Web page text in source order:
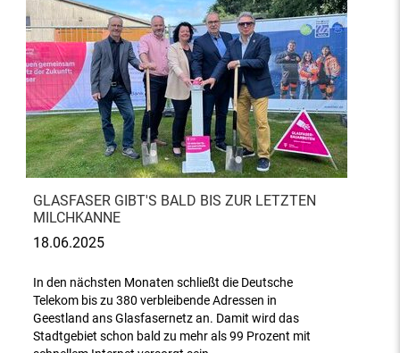
GLASFASER GIBT'S BALD BIS ZUR LETZTEN
MILCHKANNE
18.06.2025
In den nächsten Monaten schließt die Deutsche
Telekom bis zu 380 verbleibende Adressen in
Geestland ans Glasfasernetz an. Damit wird das
Stadtgebiet schon bald zu mehr als 99 Prozent mit